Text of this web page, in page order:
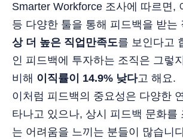
Smarter Workforce 조사에 따르면,
등 다양한 툴을 통해 피드백을 받는
상 더 높은 직업만족도를 보인다고
인 피드백에 투자하는 조직은 그렇
비해 이직률이 14.9% 낮다고 해요.
이처럼 피드백의 중요성은 다양한
타나고 있으나, 상시 피드백 문화를
는 어려움을 느끼는 분들이 많습니